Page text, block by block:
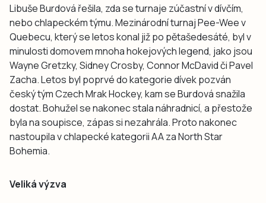
Libuše Burdová řešila, zda se turnaje zúčastní v dívčím,
nebo chlapeckém týmu. Mezinárodní turnaj Pee-Wee v
Quebecu, který se letos konal již po pětašedesáté, byl v
minulosti domovem mnoha hokejových legend, jako jsou
Wayne Gretzky, Sidney Crosby, Connor McDavid či Pavel
Zacha. Letos byl poprvé do kategorie dívek pozván
český tým Czech Mrak Hockey, kam se Burdová snažila
dostat. Bohužel se nakonec stala náhradnicí, a přestože
byla na soupisce, zápas si nezahrála. Proto nakonec
nastoupila v chlapecké kategorii AA za North Star
Bohemia.
Veliká výzva